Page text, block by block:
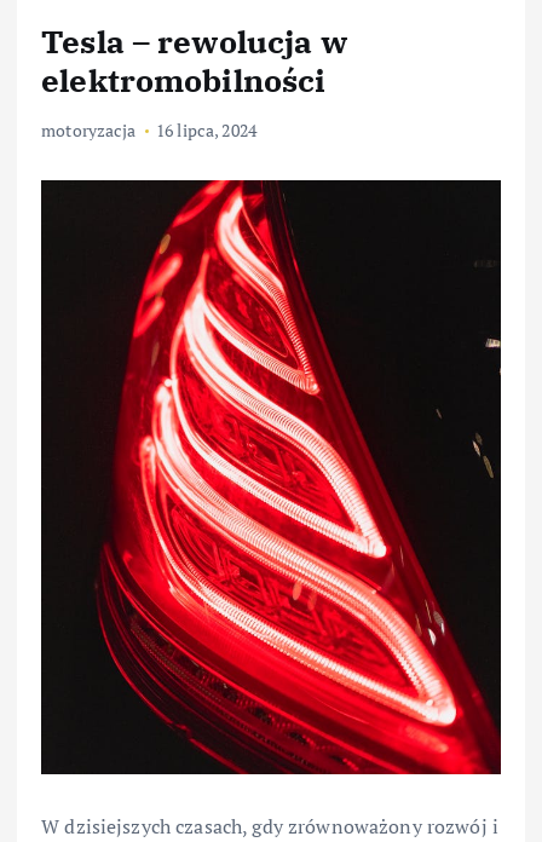
Tesla – rewolucja w
elektromobilności
motoryzacja 16 lipca, 2024
W dzisiejszych czasach, gdy zrównoważony rozwój i